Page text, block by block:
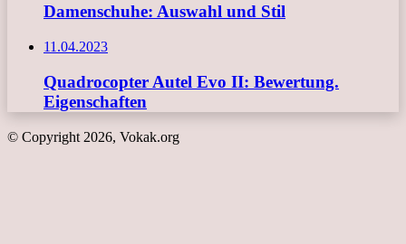
Damenschuhe: Auswahl und Stil
11.04.2023
Quadrocopter Autel Evo II: Bewertung.
Eigenschaften
© Copyright 2026, Vokak.org